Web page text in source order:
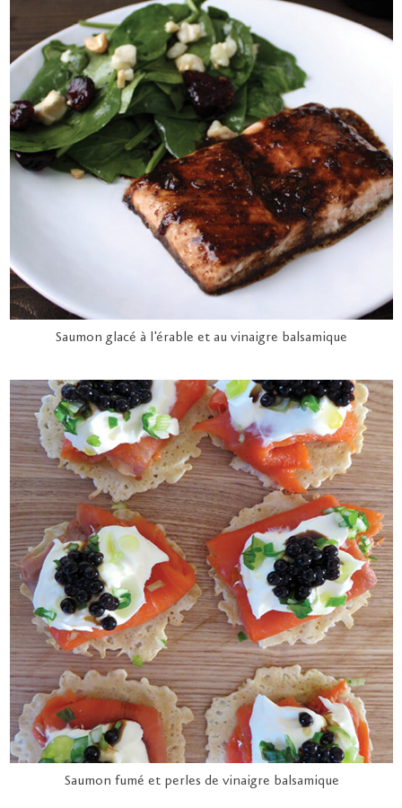
Saumon glacé à l'érable et au vinaigre balsamique
Saumon fumé et perles de vinaigre balsamique